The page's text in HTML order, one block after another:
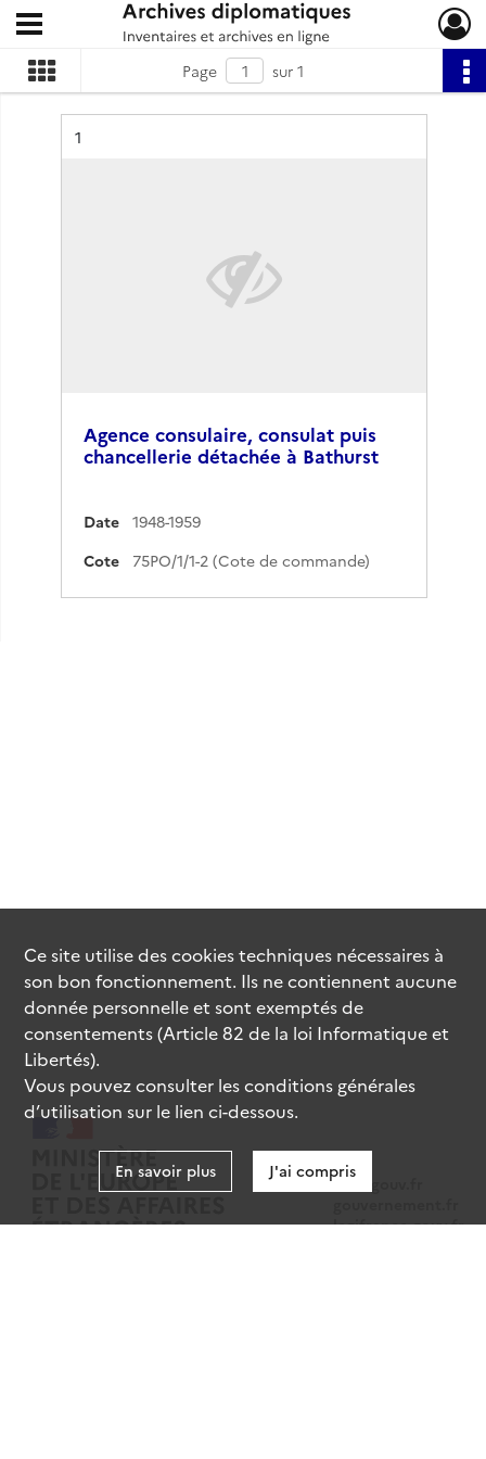
Archives diplomatiques
Ouvrir le menu déroulant
Page sur 1
Résultat n°
1
Agence consulaire, consulat puis
chancellerie détachée à Bathurst
Date
1948-1959
Cote
75PO/1/1-2 (Cote de commande)
data.gouv.fr
legifrance.gouv.fr
Ce site utilise descookiestechniques nécessaires à
son bon fonctionnement. Ils ne contiennent aucune
donnée personnelle et sont exemptés de
consentements (Article 82 de la loi Informatique et
Libertés).
Vous pouvez consulter les conditions générales
d’utilisation sur le lien ci-dessous.
En savoir plus J'ai compris